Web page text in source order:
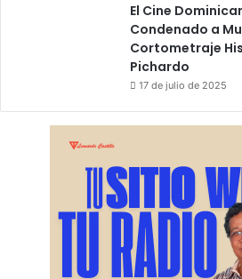
El Cine
Condenado a
Cortometraje
Pichardo
17 de julio de 2025